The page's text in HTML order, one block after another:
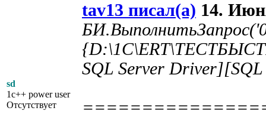
sd
1c++ power user
Отсутствует
tav13 писал(а) 14.
SQL Server